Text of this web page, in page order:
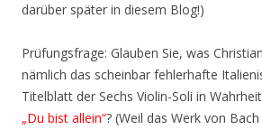
darüber später in diesem Blog!)
Prüfungsfrage: Glauben Sie, was
nämlich das scheinbar fehlerhafte
Titelblatt der Sechs Violin-Soli in
„Du bist allein“? (Weil das Werk von